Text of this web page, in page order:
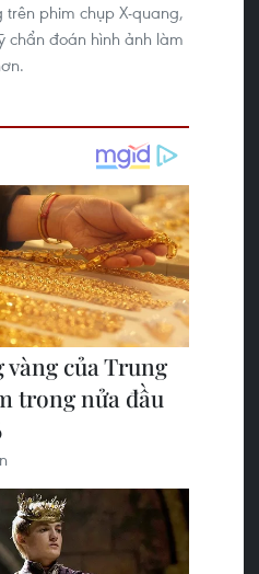
phim chụp X-quang,
chẩn đoán hình ảnh làm